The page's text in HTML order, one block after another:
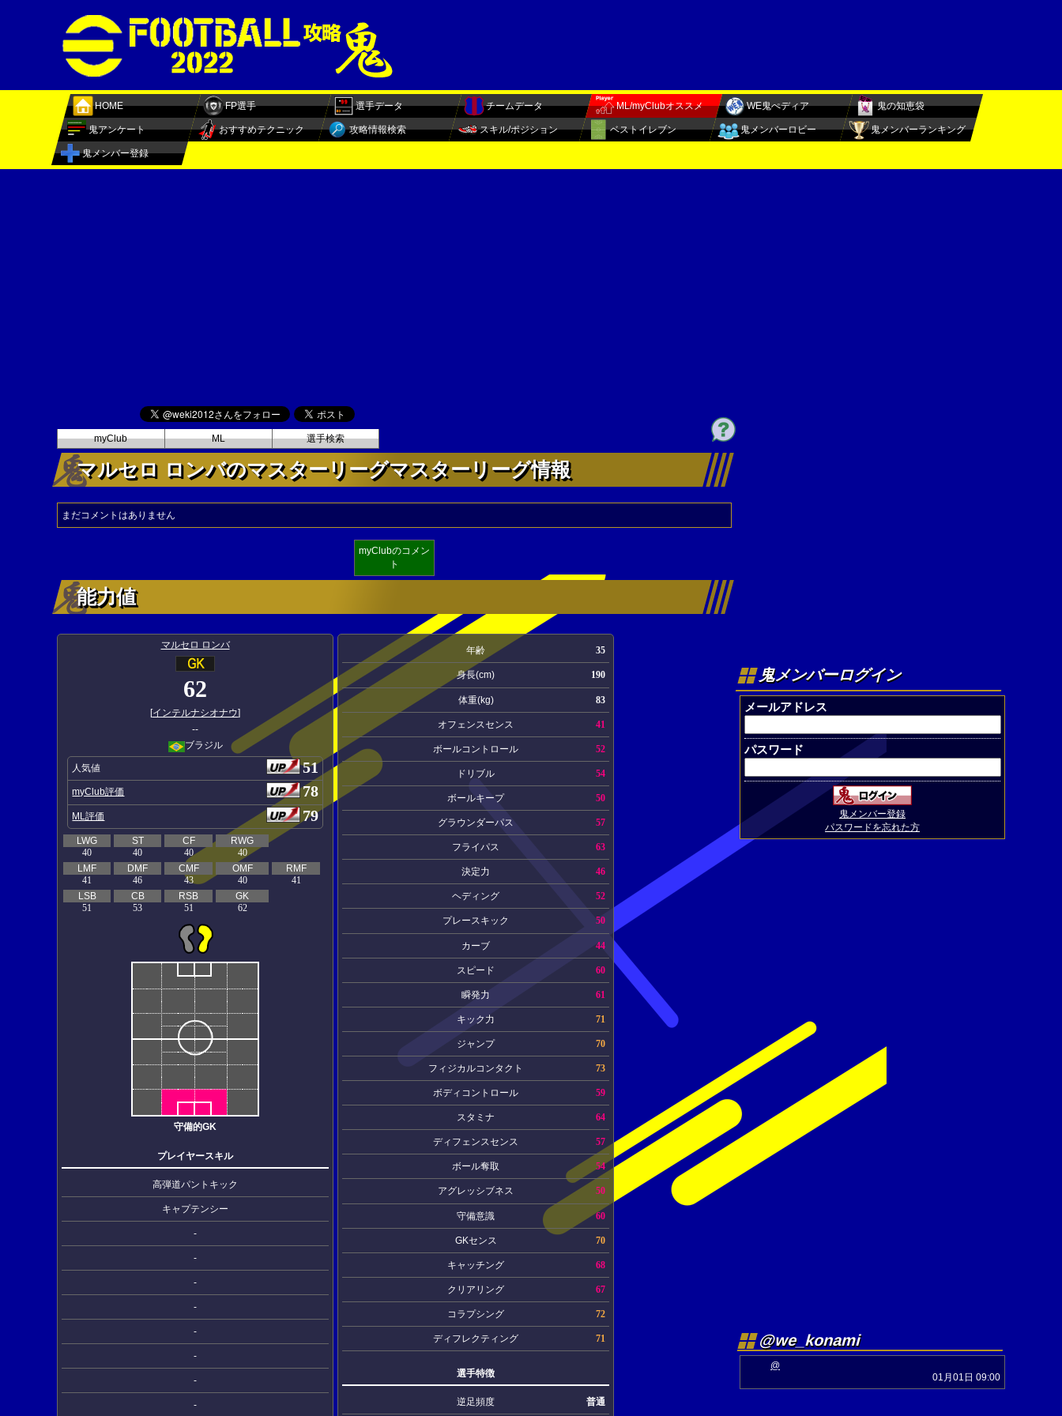
HOME FP選手 選手データ チームデータ ML/myClubオススメ WE鬼ぺディア 鬼の知恵袋
鬼アンケート おすすめテクニック 攻略情報検索 スキル/ポジション ベストイレブン 鬼メンバーロビー 鬼メンバーランキング
鬼メンバー登録
myClub ML 選手検索
マルセロ ロンバのマスターリーグマスターリーグ情報
まだコメントはありません
myClubのコメン
ト
能力値
マルセロ ロンバ
62
[インテルナシオナウ]
--
ブラジル
人気値 51
myClub評価 78
ML評価 79
LWG
40
ST
40
CF
40
RWG
40
LMF
41
DMF
46
CMF
43
OMF
40
RMF
41
LSB
51
CB
53
RSB
51
GK
62
守備的GK
プレイヤースキル
高弾道パントキック
キャプテンシー
-
-
-
-
-
-
-
-
35
年齢
190
身長(cm)
83
体重(kg)
41
オフェンスセンス
52
ボールコントロール
54
ドリブル
50
ボールキープ
57
グラウンダーパス
63
フライパス
46
決定力
52
ヘディング
50
プレースキック
44
カーブ
60
スピード
61
瞬発力
71
キック力
70
ジャンプ
73
フィジカルコンタクト
59
ボディコントロール
64
スタミナ
57
ディフェンスセンス
54
ボール奪取
50
アグレッシブネス
60
守備意識
70
GKセンス
68
キャッチング
67
クリアリング
72
コラプシング
71
ディフレクティング
選手特徴
普通
逆足頻度
鬼メンバーログイン
メールアドレス
パスワード
鬼メンバー登録
パスワードを忘れた方
@we_konami
@
01月01日 09:00